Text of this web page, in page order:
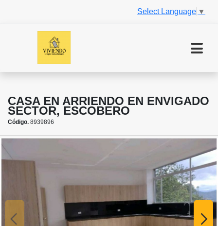
Select Language ▼
CASA EN ARRIENDO EN ENVIGADO
SECTOR, ESCOBERO
Código. 8939896